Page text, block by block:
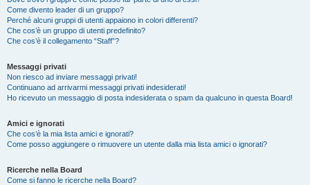
Come divento leader di un gruppo?
Perché alcuni gruppi di utenti appaiono in colori differenti?
Che cos’è un gruppo di utenti predefinito?
Che cos’è il collegamento “Staff”?
Messaggi privati
Non riesco ad inviare messaggi privati!
Continuano ad arrivarmi messaggi privati indesiderati!
Ho ricevuto un messaggio di posta indesiderata o spam da qualcuno in questa Board!
Amici e ignorati
Che cos’è la mia lista amici e ignorati?
Come posso aggiungere o rimuovere un utente dalla mia lista amici o ignorati?
Ricerche nella Board
Come si fanno le ricerche nella Board?